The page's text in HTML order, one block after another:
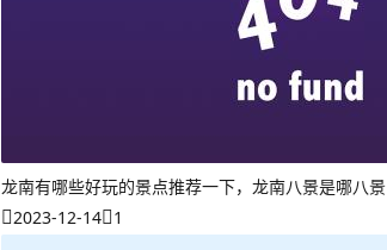
龙南有哪些好玩的景点推荐一下，龙南八景是哪八景
2023-12-14 1